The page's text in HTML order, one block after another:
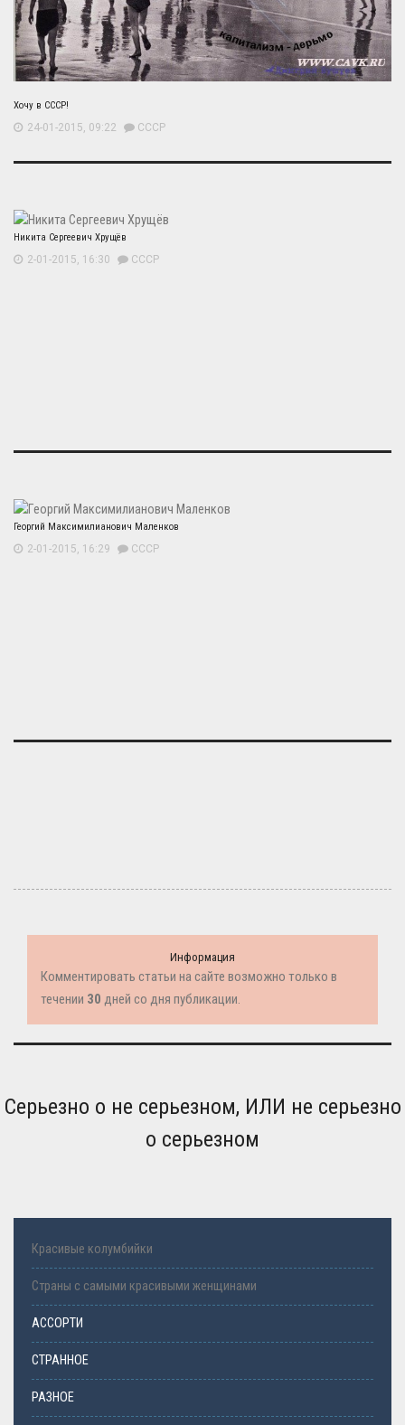
Хочу в СССР!
24-01-2015, 09:22 СССР
Никита Сергеевич Хрущёв
2-01-2015, 16:30 СССР
Георгий Максимилианович Маленков
2-01-2015, 16:29 СССР
Информация
Комментировать статьи на сайте возможно только в
течении 30 дней со дня публикации.
Серьезно о не серьезном, ИЛИ не серьезно
о серьезном
Красивые колумбийки
Страны с самыми красивыми женщинами
АССОРТИ
СТРАННОЕ
РАЗНОЕ